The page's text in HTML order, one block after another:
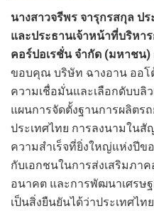
นางสาวจรีพร จารุกรสกุล ป
และประธานเจ้าหน้าที่บริหา
คอร์ปอเรชั่น จำกัด (มหาชน)
ขอบคุณ บริษัท ฉางอาน ออโ
ความเชื่อมั่นและเลือกดับบลิ
แผนการจัดตั้งฐานการผลิตร
ประเทศไทย การลงนามใน
ความสำเร็จที่ยิ่งใหญ่แห่งปีข
กับเอกชนในการส่งเสริมภา
อนาคต และการพัฒนาเศรษ
เป็นสิ่งยืนยันได้ว่าประเทศไ